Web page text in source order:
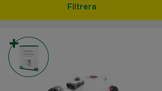
Filtrera